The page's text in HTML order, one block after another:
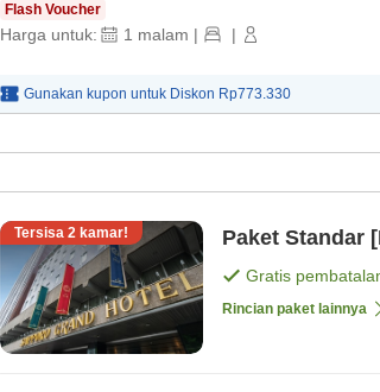
Flash Voucher
Harga untuk: 1 malam | |
Gunakan kupon untuk Diskon Rp773.330
Tersisa 2 kamar! Paket Standar
Gratis
Rincian paket lainnya